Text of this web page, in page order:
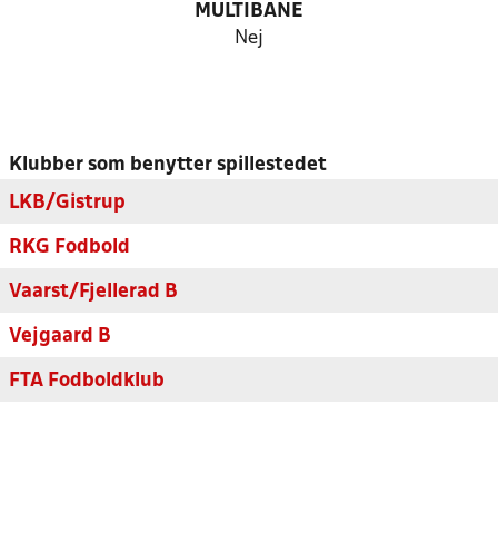
MULTIBANE
Nej
Klubber som benytter spillestedet
LKB/Gistrup
RKG Fodbold
Vaarst/Fjellerad B
Vejgaard B
FTA Fodboldklub